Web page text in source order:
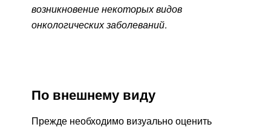
возникновение некоторых видов
онкологических заболеваний.
По внешнему виду
Прежде необходимо визуально оценить